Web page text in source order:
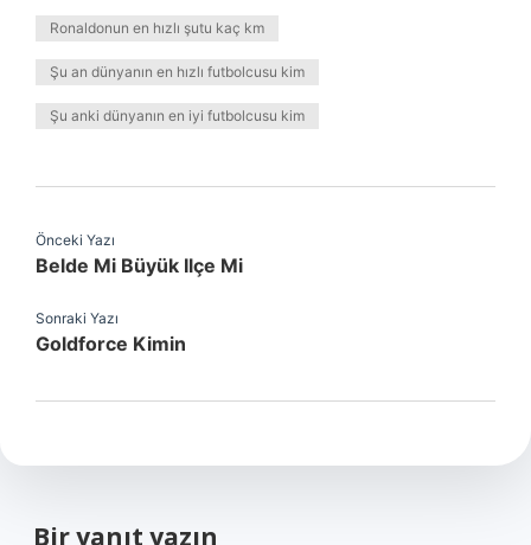
Ronaldonun en hızlı şutu kaç km
Şu an dünyanın en hızlı futbolcusu kim
Şu anki dünyanın en iyi futbolcusu kim
Önceki Yazı
Belde Mi Büyük Ilçe Mi
Sonraki Yazı
Goldforce Kimin
Bir yanıt yazın